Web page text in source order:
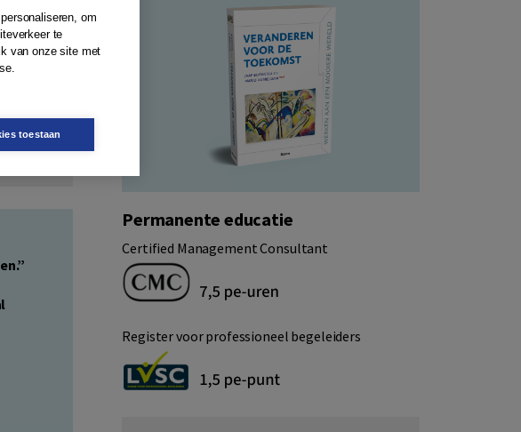
Marjo
Permanente educatie
Certified Management Consultant
Register voor professioneel begeleiders
om
te
van onze site met
toestaan